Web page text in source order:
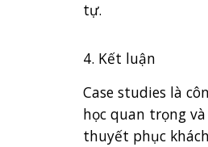
tự.
4. Kết luận
Case studies là
học quan trọng
thuyết phục